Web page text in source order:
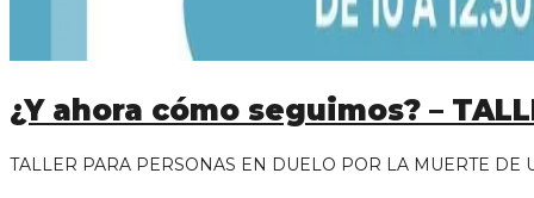
¿Y ahora cómo seguimos? –
TALLER PARA PERSONAS EN DUELO POR LA MUERTE